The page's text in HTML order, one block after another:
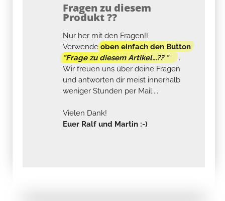
Fragen zu diesem
Produkt ??
Nur her mit den Fragen!!
Verwendeoben einfach den Button
"Frage zu diesem Artikel...?? "
.
Wir freuen uns über deine Fragen
und antworten dir meist innerhalb
weniger Stunden per Mail....
Vielen Dank!
Euer Ralf und Martin :-)